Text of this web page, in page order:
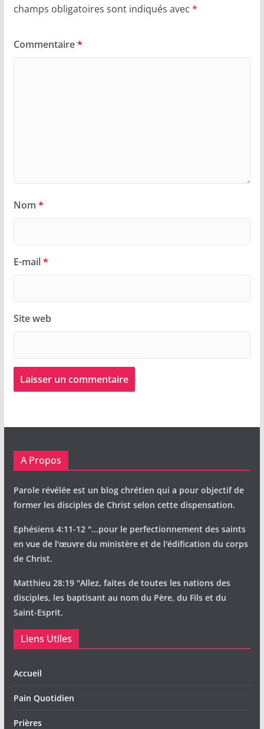
champs obligatoires sont indiqués avec *
Commentaire*
Nom *
E-mail*
Site web
A Propos
Parole révélée est un blog chrétien qui a pour objectif de
former les disciples de Christ selon cette dispensation.
Ephésiens 4:11-12 "...pour le perfectionnement des saints
en vue de l'œuvre du ministère et de l'édification du corps
de Christ.
Matthieu 28:19 "Allez, faites de toutes les nations des
disciples, les baptisant au nom du Père, du Fils et du
Saint-Esprit.
Liens Utiles
Accueil
Pain Quotidien
Prières